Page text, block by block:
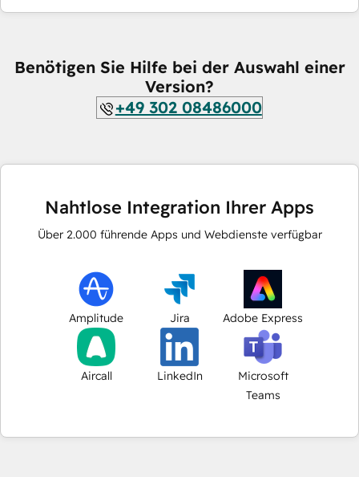
Benötigen Sie Hilfe bei der Auswahl einer
Version?
+49 302 08486000
Nahtlose Integration Ihrer Apps
Über 2.000 führende Apps und Webdienste verfügbar
Amplitude Jira Adobe Express
Aircall LinkedIn
Microsoft
Teams